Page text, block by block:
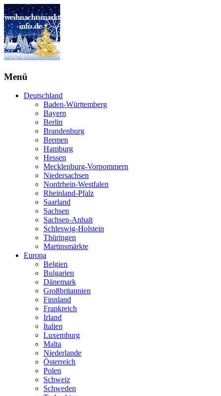
Menü
Deutschland
Baden-Württemberg
Bayern
Berlin
Brandenburg
Bremen
Hamburg
Hessen
Mecklenburg-Vorpommern
Niedersachsen
Nordrhein-Westfalen
Rheinland-Pfalz
Saarland
Sachsen
Sachsen-Anhalt
Schleswig-Holstein
Thüringen
Martinsmärkte
Europa
Belgien
Bulgarien
Dänemark
Großbritannien
Finnland
Frankreich
Irland
Italien
Luxemburg
Malta
Niederlande
Österreich
Polen
Schweiz
Schweden